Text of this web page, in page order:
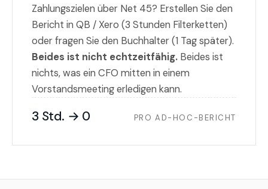
Zahlungszielen über Net 45? Erstellen Sie den
Bericht in QB / Xero (3 Stunden Filterketten)
oder fragen Sie den Buchhalter (1 Tag später).
Beides ist nicht echtzeitfähig. Beides ist
nichts, was ein CFO mitten in einem
Vorstandsmeeting erledigen kann.
3 Std. → 0 PRO AD-HOC-BERICHT